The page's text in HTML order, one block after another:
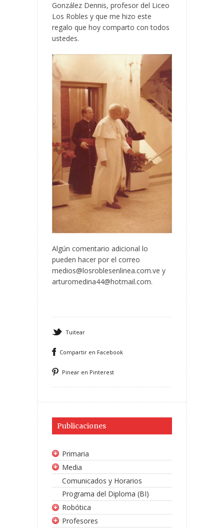
González Dennis, profesor del Liceo
Los Robles y que me hizo este
regalo que hoy comparto con todos
ustedes.
Algún comentario adicional lo
pueden hacer por el correo
medios@losroblesenlinea.com.ve y
arturomedina44@hotmail.com.
Tuitear
Compartir en Facebook
Pinear en Pinterest
Publicaciones
Primaria
Media
Comunicados y Horarios
Programa del Diploma (BI)
Robótica
Profesores